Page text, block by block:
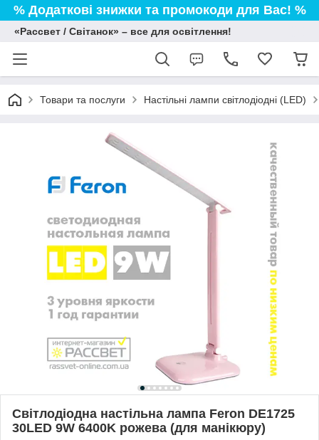
% Додаткові знижки та промокоди для Вас! %
«Рассвет / Світанок» – все для освітлення!
Товари та послуги Настільні лампи світлодіодні (LED)
Світлодіодна настільна лампа Feron DE1725
30LED 9W 6400K рожева (для манікюру)